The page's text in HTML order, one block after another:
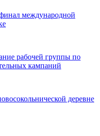
международной
рабочей группы по
кампаний
деревне